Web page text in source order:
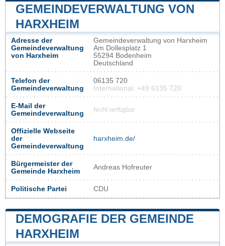
GEMEINDEVERWALTUNG VON
HARXHEIM
Adresse der
Gemeindeverwaltung
von Harxheim
Gemeindeverwaltung von Harxheim
Am Dollesplatz 1
55294 Bodenheim
Deutschland
Telefon der
Gemeindeverwaltung
06135 720
International: +49 6135 720
E-Mail der
Gemeindeverwaltung
Nicht verfügbar
Offizielle Webseite
der
Gemeindeverwaltung
harxheim.de/
Bürgermeister der
Gemeinde Harxheim
Andreas Hofreuter
Politische Partei CDU
DEMOGRAFIE DER GEMEINDE
HARXHEIM